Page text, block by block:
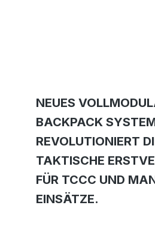
NEUES
BACKPACK
REVOLUTIONIERT
TAKTISCHE
FÜR TCCC UND
EINSÄTZE.